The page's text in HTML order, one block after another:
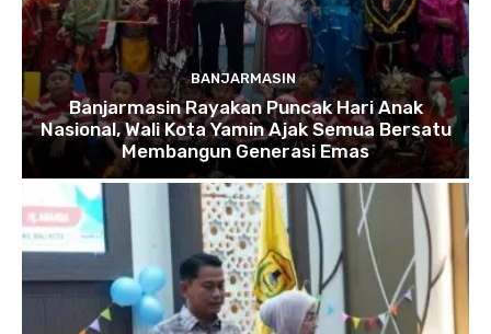
BANJARMASIN
Banjarmasin Rayakan Puncak Hari Anak
Nasional, Wali Kota Yamin Ajak Semua Bersatu
Membangun Generasi Emas